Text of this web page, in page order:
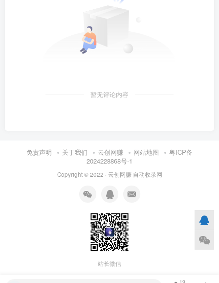
暂无评论内容
免责声明 关于我们 云创网赚 网站地图
粤ICP备
2024228868号-1
Copyright © 2022 · 云创网赚 自动收录网
站长微信